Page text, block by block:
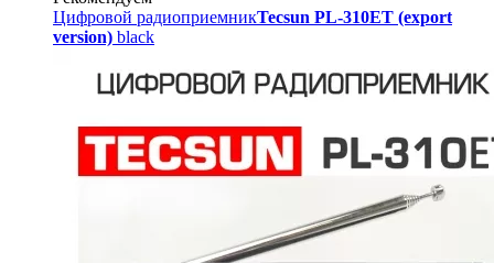
Цифровой радиоприемникTecsun PL-310ET (export
version) black